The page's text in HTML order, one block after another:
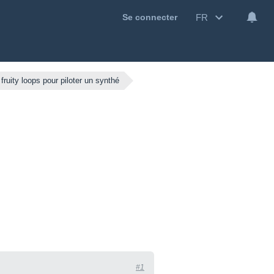
Se connecter FR
fruity loops pour piloter un synthé
#1